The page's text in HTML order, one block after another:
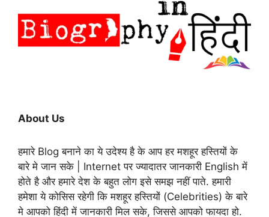
About Us
हमारे Blog बनाने का ये उदेश्य है के आप हर मशहूर हस्तियों के
बारे मे जान सके | Internet पर ज्यादातर जानकारी English में
होते है और हमारे देश के बहुत लोग इसे समझ नहीं पाते. हमारी
हमेशा ये कोसिस रहेगी कि मशहूर हस्तियों (Celebrities) के बारे
मे आपको हिंदी में जानकारी मिल सके, जिससे आपको फायदा हो.